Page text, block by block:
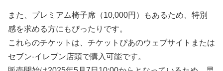
また、プレミアム椅子席（10,000円）もあるため、特別
感を求める方にもぴったりです。
これらのチケットは、チケットぴあのウェブサイトまたは
セブン-イレブン店頭で購入可能です。